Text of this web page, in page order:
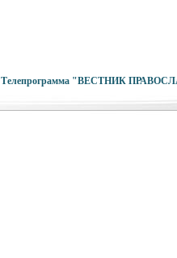
Телепрограмма "ВЕСТНИК